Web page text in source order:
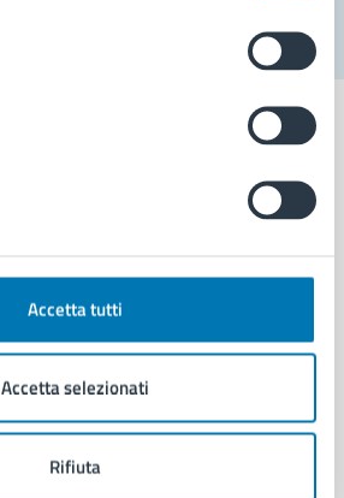
Accetta tutti
Accetta selezionati
Rifiuta